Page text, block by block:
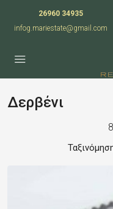
26960 34935
infog.mariestate@gmail.com
Δερβένι